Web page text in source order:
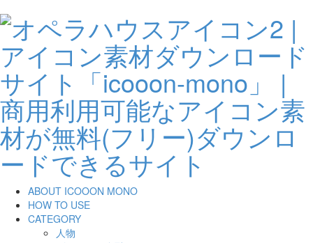
ABOUT ICOOON MONO
HOW TO USE
CATEGORY
人物